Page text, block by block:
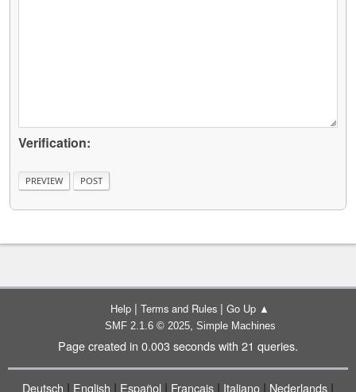
Verification:
Help | Terms and Rules | Go Up ▲
SMF 2.1.6 © 2025, Simple Machines
Page created in 0.003 seconds with 21 queries.
Deutsch | English | Español | Français | Italiano | Nederlands |